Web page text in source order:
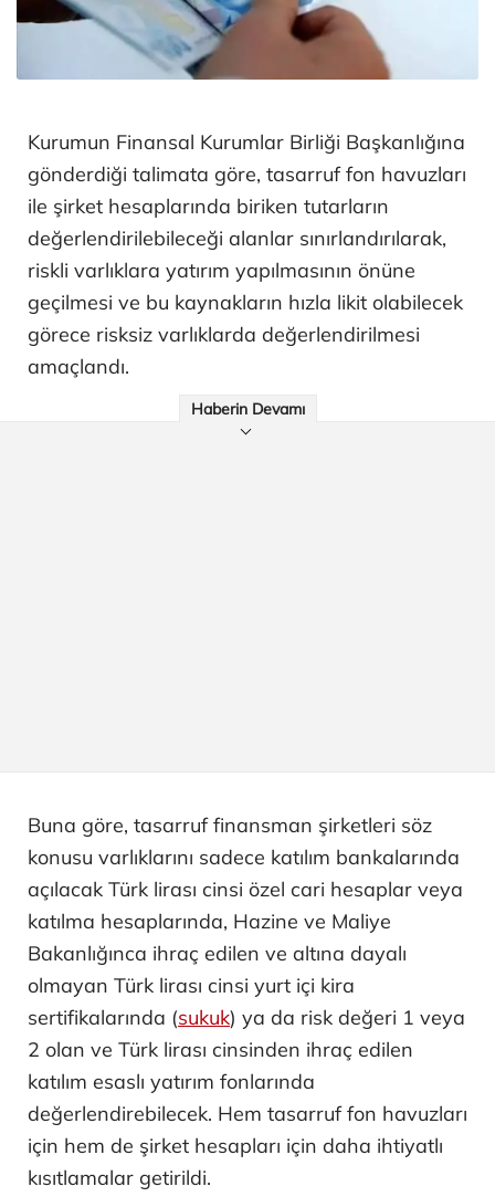
Kurumun Finansal Kurumlar Birliği Başkanlığına
gönderdiği talimata göre, tasarruf fon havuzları
ile şirket hesaplarında biriken tutarların
değerlendirilebileceği alanlar sınırlandırılarak,
riskli varlıklara yatırım yapılmasının önüne
geçilmesi ve bu kaynakların hızla likit olabilecek
görece risksiz varlıklarda değerlendirilmesi
amaçlandı.
Haberin Devamı
Buna göre, tasarruf finansman şirketleri söz
konusu varlıklarını sadece katılım bankalarında
açılacak Türk lirası cinsi özel cari hesaplar veya
katılma hesaplarında, Hazine ve Maliye
Bakanlığınca ihraç edilen ve altına dayalı
olmayan Türk lirası cinsi yurt içi kira
sertifikalarında (sukuk) ya da risk değeri 1 veya
2 olan ve Türk lirası cinsinden ihraç edilen
katılım esaslı yatırım fonlarında
değerlendirebilecek. Hem tasarruf fon havuzları
için hem de şirket hesapları için daha ihtiyatlı
kısıtlamalar getirildi.